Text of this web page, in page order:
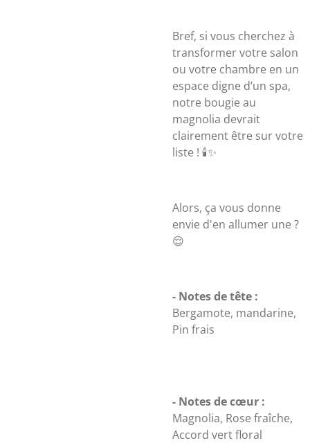
Bref, si vous cherchez à
transformer votre salon
ou votre chambre en un
espace digne d’un spa,
notre bougie au
magnolia devrait
clairement être sur votre
liste ! 🕯✨
Alors, ça vous donne
envie d'en allumer une ?
😌
- Notes de tête :
Bergamote, mandarine,
Pin frais
- Notes de cœur :
Magnolia, Rose fraîche,
Accord vert floral